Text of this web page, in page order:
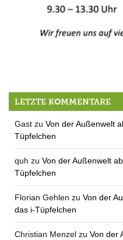
16.3.: Tag der offenen Tür am
LETZTE KOMMENTARE
Gast zu Von der Außenwelt
Tüpfelchen
quh zu Von der Außenwelt
Tüpfelchen
Florian Gehlen zu Von der
das i-Tüpfelchen
Christian Menzel zu Von der